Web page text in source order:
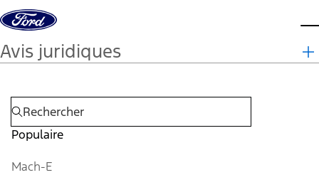
Aller au contenu
Avis juridiques
Populaire
Mach-E